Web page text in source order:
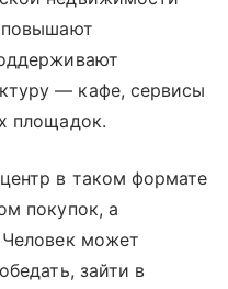
повышают
— кафе, сервисы
площадок.
в таком формате
покупок, а
Человек может
зайти в